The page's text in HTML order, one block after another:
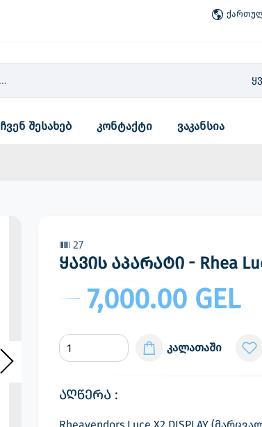
ჩვენ შესახებ კონტაქტი ვაკანსია
27
ყავის აპარატი - Rhea
7,000.00 GEL
კალათაში
აღწერა :